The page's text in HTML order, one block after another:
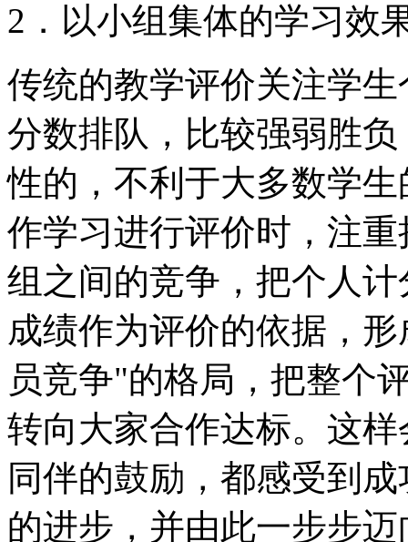
2．以小组集体的学习效
传统的教学评价关注学
分数排队，比较强弱胜
性的，不利于大多数学
作学习进行评价时，注
组之间的竞争，把个人
成绩作为评价的依据，
员竞争"的格局，把整个
转向大家合作达标。这
同伴的鼓励，都感受到
的进步，并由此一步步